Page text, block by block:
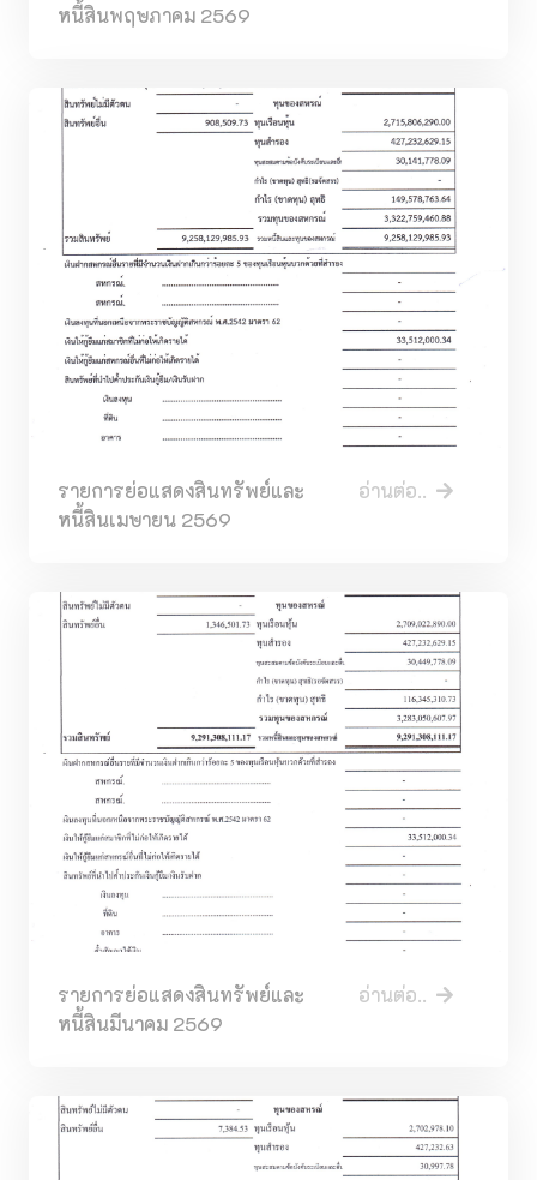
หนี้สินพฤษภาคม 2569
รายการย่อแสดงสินทรัพย์และ
หนี้สินเมษายน 2569
อ่านต่อ..
รายการย่อแสดงสินทรัพย์และ
หนี้สินมีนาคม 2569
อ่านต่อ..